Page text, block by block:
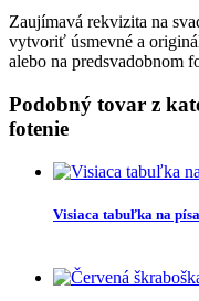
Zaujímavá rekvizita na
vytvoriť úsmevné a
alebo na predsvadobnom
Podobný tovar z
fotenie
Visiaca tabuľka na